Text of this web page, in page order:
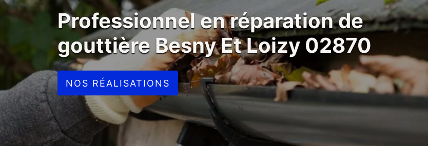
Professionnel en réparation de
gouttière Besny Et Loizy 02870
NOS RÉALISATIONS